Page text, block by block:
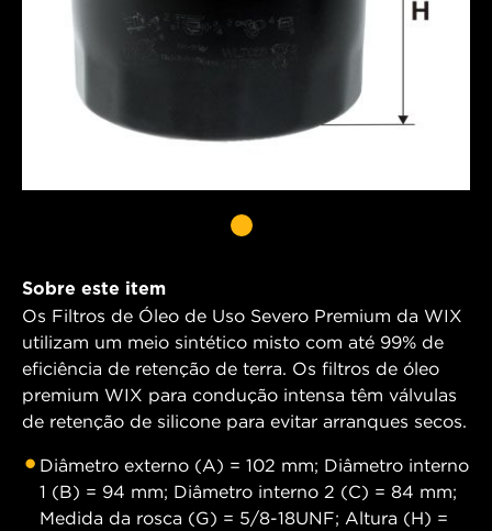
Sobre este item
Os Filtros de Óleo de Uso Severo Premium da WIX
utilizam um meio sintético misto com até 99% de
eficiência de retenção de terra. Os filtros de óleo
premium WIX para condução intensa têm válvulas
de retenção de silicone para evitar arranques secos.
Diâmetro externo (A) = 102 mm; Diâmetro interno
1 (B) = 94 mm; Diâmetro interno 2 (C) = 84 mm;
Medida da rosca (G) = 5/8-18UNF; Altura (H) =